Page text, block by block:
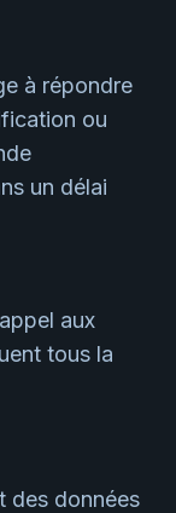
à répondre
ou
un délai
aux
tous la
des données